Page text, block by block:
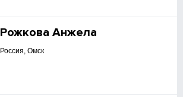
Рожкова Анжела
Россия, Омск